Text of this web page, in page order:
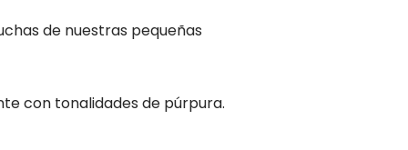
de nuestras pequeñas
con tonalidades de púrpura.